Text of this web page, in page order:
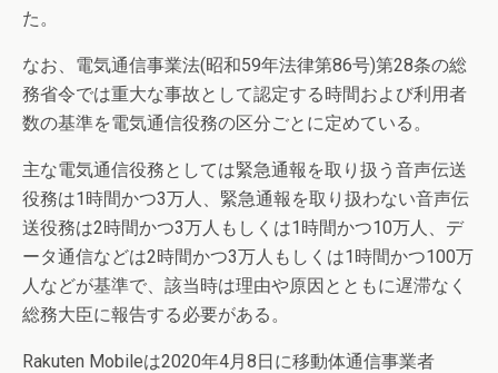
た。
なお、電気通信事業法(昭和59年法律第86号)第28条の総
務省令では重大な事故として認定する時間および利用者
数の基準を電気通信役務の区分ごとに定めている。
主な電気通信役務としては緊急通報を取り扱う音声伝送
役務は1時間かつ3万人、緊急通報を取り扱わない音声伝
送役務は2時間かつ3万人もしくは1時間かつ10万人、デ
ータ通信などは2時間かつ3万人もしくは1時間かつ100万
人などが基準で、該当時は理由や原因とともに遅滞なく
総務大臣に報告する必要がある。
Rakuten Mobileは2020年4月8日に移動体通信事業者